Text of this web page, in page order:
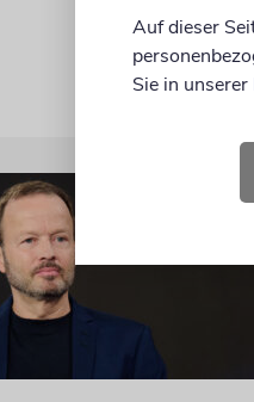
Auf dieser
Sie in unserer